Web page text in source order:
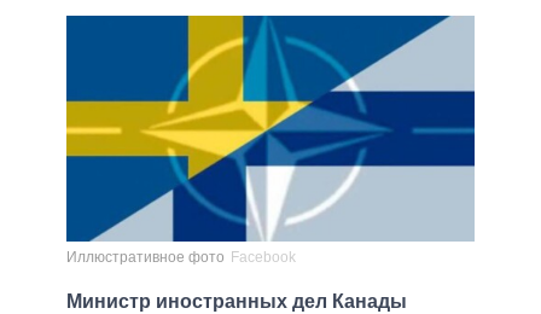
Иллюстративное фото Facebook
Министр иностранных дел Канады